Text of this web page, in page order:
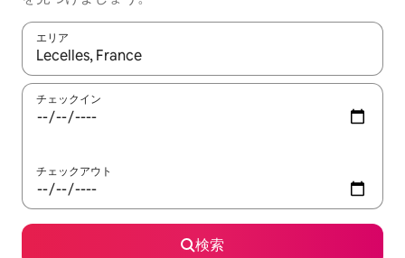
エリア
検索結果が表示されたら、上下の矢印キーを使って移動するか
チェックイン
チェックアウト
検索